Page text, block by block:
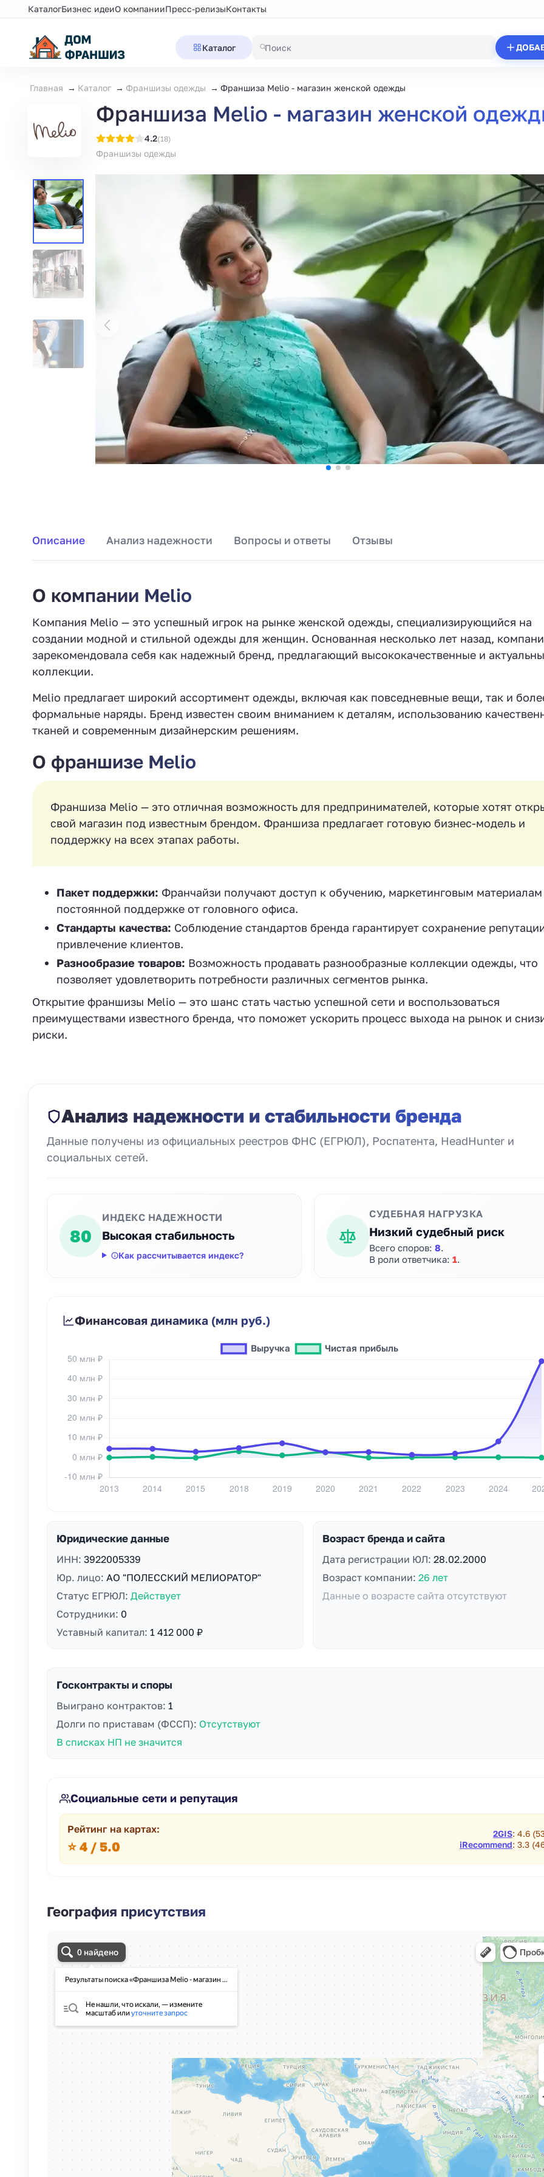
КаталогБизнес идеиО компанииПресс-релизыКонтакты
Каталог
Главная Каталог Франшизы одежды Франшиза Меlio - магазин женской одежды
Франшиза Меlio - магазин женской
4.2(18)
Франшизы одежды
Описание Анализ надежности Вопросы и ответы Отзывы
О компании Меlio
Компания Меlio — это успешный игрок на рынке женской одежды, специализирующийся на
создании модной и стильной одежды для женщин. Основанная несколько лет назад,
зарекомендовала себя как надежный бренд, предлагающий высококачественные и
коллекции.
Меlio предлагает широкий ассортимент одежды, включая как повседневные вещи, так и
формальные наряды. Бренд известен своим вниманием к деталям, использованию
тканей и современным дизайнерским решениям.
О франшизе Меlio
Франшиза Меlio — это отличная возможность для предпринимателей, которые хотят
свой магазин под известным брендом. Франшиза предлагает готовую бизнес-модель и
поддержку на всех этапах работы.
Пакет поддержки: Франчайзи получают доступ к обучению, маркетинговым материалам
постоянной поддержке от головного офиса.
Стандарты качества: Соблюдение стандартов бренда гарантирует сохранение
привлечение клиентов.
Разнообразие товаров: Возможность продавать разнообразные коллекции одежды, что
позволяет удовлетворить потребности различных сегментов рынка.
Открытие франшизы Меlio — это шанс стать частью успешной сети и воспользоваться
преимуществами известного бренда, что поможет ускорить процесс выхода на рынок и
риски.
Анализ надежности и стабильности бренда
Данные получены из официальных реестров ФНС (ЕГРЮЛ), Роспатента, HeadHunter и
социальных сетей.
80
ИНДЕКС НАДЕЖНОСТИ
Высокая стабильность
Как рассчитывается индекс?
СУДЕБНАЯ НАГРУЗКА
Низкий судебный риск
Всего споров: 8.
В роли ответчика: 1.
Финансовая динамика (млн руб.)
Юридические данные
ИНН: 3922005339
Юр. лицо: АО "ПОЛЕССКИЙ МЕЛИОРАТОР"
Статус ЕГРЮЛ: Действует
Сотрудники: 0
Уставный капитал: 1 412 000 ₽
Возраст бренда и сайта
Дата регистрации ЮЛ: 28.02.2000
Возраст компании: 26 лет
Данные о возрасте сайта отсутствуют
Госконтракты и споры
Выиграно контрактов: 1
Долги по приставам (ФССП): Отсутствуют
В списках НП не значится
Социальные сети и репутация
Рейтинг на картах:
⭐ 4 / 5.0
2GIS: 4.6
iRecommend: 3.3
География присутствия